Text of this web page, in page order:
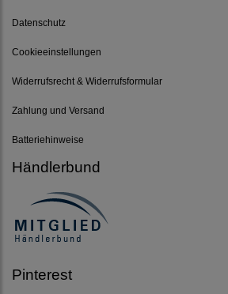
Datenschutz
Cookieeinstellungen
Widerrufsrecht & Widerrufsformular
Zahlung und Versand
Batteriehinweise
Händlerbund
Pinterest